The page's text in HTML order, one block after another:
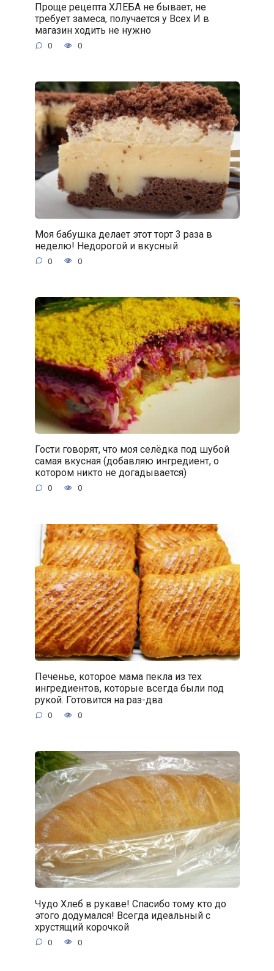
Проще рецепта ХЛЕБА не бывает, не
требует замеса, получается у Всех И в
магазин ходить не нужно
0 0
Моя бабушка делает этот торт 3 раза в
неделю! Недорогой и вкусный
0 0
Гости говорят, что моя селёдка под шубой
самая вкусная (добавляю ингредиент, о
котором никто не догадывается)
0 0
Печенье, которое мама пекла из тех
ингредиентов, которые всегда были под
рукой. Готовится на раз-два
0 0
Чудо Хлеб в рукаве! Спасибо тому кто до
этого додумался! Всегда идеальный с
хрустящий корочкой
0 0